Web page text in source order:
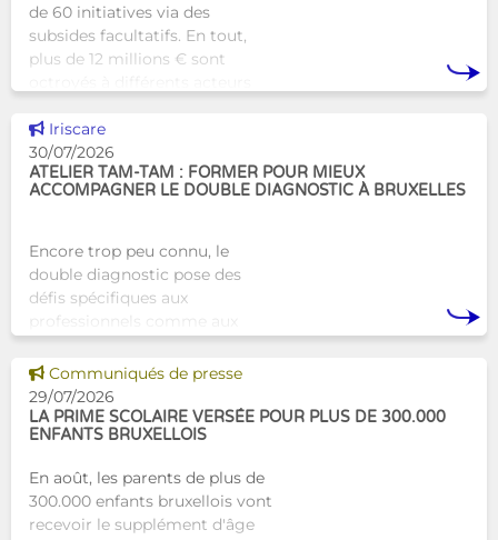
de 60 initiatives via des
subsides facultatifs. En tout,
plus de 12 millions € sont
travail au serv
Voir cette news
Iriscare
30/07/2026
ATELIER TAM-TAM : FORMER POUR MIEUX
ACCOMPAGNER LE DOUBLE DIAGNOSTIC À BRUXELLES
Encore trop peu connu, le
double diagnostic pose des
défis spécifiques aux
professionnels comme aux
Tam-Tam apporte une réponse
concrète avec une formation
dest
Voir cette news
Communiqués de presse
29/07/2026
LA PRIME SCOLAIRE VERSÉE POUR PLUS DE 300.000
ENFANTS BRUXELLOIS
En août, les parents de plus de
300.000 enfants bruxellois vont
recevoir le supplément d'âge